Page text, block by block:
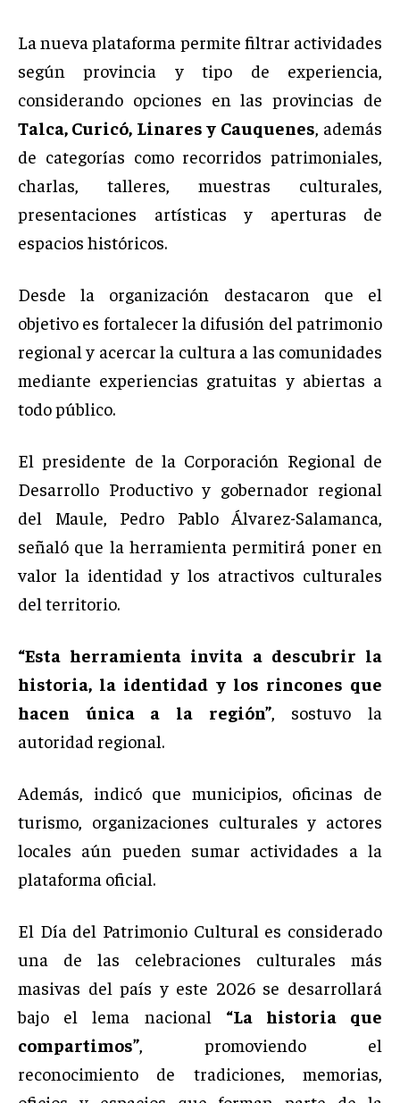
La nueva plataforma permite filtrar actividades
según provincia y tipo de experiencia,
considerando opciones en las provincias de
Talca, Curicó, Linares y Cauquenes, además
de categorías como recorridos patrimoniales,
charlas, talleres, muestras culturales,
presentaciones artísticas y aperturas de
espacios históricos.
Desde la organización destacaron que el
objetivo es fortalecer la difusión del patrimonio
regional y acercar la cultura a las comunidades
mediante experiencias gratuitas y abiertas a
todo público.
El presidente de la Corporación Regional de
Desarrollo Productivo y gobernador regional
del Maule, Pedro Pablo Álvarez-Salamanca,
señaló que la herramienta permitirá poner en
valor la identidad y los atractivos culturales
del territorio.
“Esta herramienta invita a descubrir la
historia, la identidad y los rincones que
hacen única a la región”, sostuvo la
autoridad regional.
Además, indicó que municipios, oficinas de
turismo, organizaciones culturales y actores
locales aún pueden sumar actividades a la
plataforma oficial.
El Día del Patrimonio Cultural es considerado
una de las celebraciones culturales más
masivas del país y este 2026 se desarrollará
bajo el lema nacional “La historia que
compartimos”, promoviendo el
reconocimiento de tradiciones, memorias,